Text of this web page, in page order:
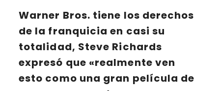
Warner Bros. tiene los derechos
de la franquicia en casi su
totalidad, Steve Richards
expresó que «realmente ven
esto como una gran película de